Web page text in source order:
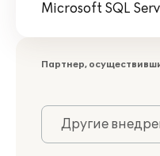
Microsoft SQL
Партнер,
Другие